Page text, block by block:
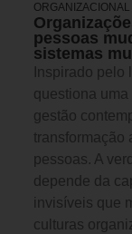
ORGANIZACIONAL
pessoas
sistemas
Inspirado pelo
questiona
gestão
transformação
pessoas. A
depende da
invisíveis que
culturas